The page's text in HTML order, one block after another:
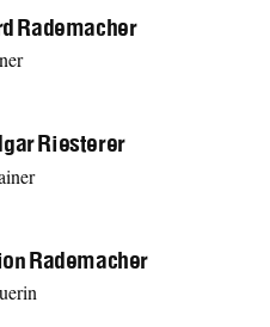
Rademacher
Riesterer
Rademacher